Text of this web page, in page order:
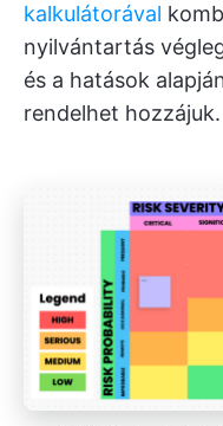
kalkulátorával
nyilvántartás
és a hatások
rendelhet hozzájuk.